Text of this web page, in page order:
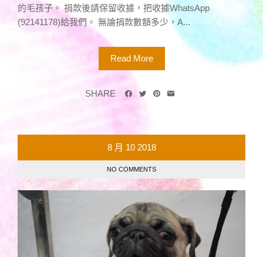
的毛孩子。 捐款後請保留收據，把收據WhatsApp
(92141178)給我們。 無論捐款數額多少，A...
Read More
SHARE
8 月 10 2018
NO COMMENTS